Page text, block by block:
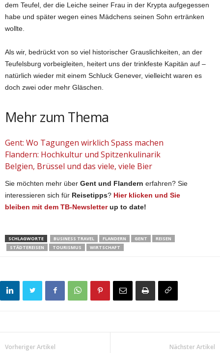
dem Teufel, der die Leiche seiner Frau in der Krypta aufgegessen
habe und spä­ter wegen eines Mädchens seinen Sohn ertränken
wollte.
Als wir, bedrückt von so viel historischer Grauslichkeiten, an der
Teufelsburg vorbeigleiten, heitert uns der trinkfeste Kapi­tän auf –
natürlich wieder mit einem Schluck Genever, vielleicht waren es
doch zwei oder mehr Gläschen.
Mehr zum Thema
Gent: Wo Tagungen wirklich Spass machen
Flandern: Hochkultur und Spitzenkulinarik
Belgien, Brüssel und das viele, viele Bier
Sie möchten mehr über Gent und Flandern erfahren? Sie
interessieren sich für Reisetipps? Hier klicken und Sie
bleiben mit dem TB-Newsletterup to date!
SCHLAGWORTE BUSINESS TRAVEL FLANDERN GENT
REISEN
STÄDTEREISEN
TOURISMUS WIRTSCHAFT
Vorheriger Artikel Nächster Artikel